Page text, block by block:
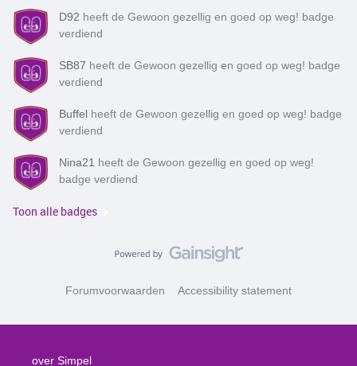
D92 heeft de Gewoon gezellig en goed op weg! badge
verdiend
SB87 heeft de Gewoon gezellig en goed op weg! badge
verdiend
Buffel heeft de Gewoon gezellig en goed op weg! badge
verdiend
Nina21 heeft de Gewoon gezellig en goed op weg!
badge verdiend
Toon alle badges
Forumvoorwaarden Accessibility statement
over Simpel